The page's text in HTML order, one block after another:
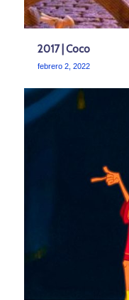
2017 | Coco
febrero 2, 2022